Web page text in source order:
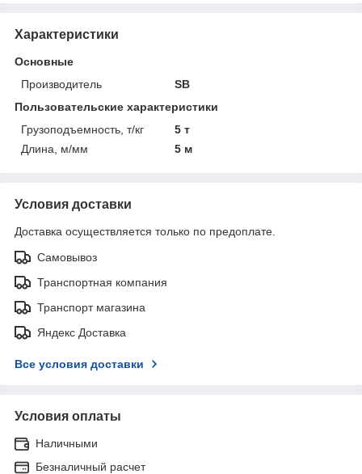
Характеристики
Основные
Производитель
SB
Пользовательские характеристики
Грузоподъемность, т/кг
5 т
Длина, м/мм
5 м
Условия доставки
Доставка осуществляется только по предоплате.
Самовывоз
Транспортная компания
Транспорт магазина
Яндекс Доставка
Все условия доставки
Условия оплаты
Наличными
Безналичный расчет